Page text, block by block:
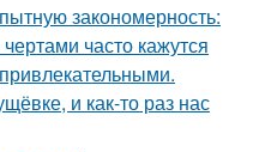
закономерность:
часто кажутся
и как-то раз нас